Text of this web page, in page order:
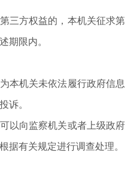
三方权益的，本机关征求第
期限内。
本机关未依法履行政府信息
诉。
以向监察机关或者上级政府
据有关规定进行调查处理。